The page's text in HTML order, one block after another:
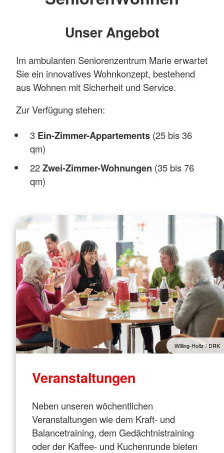
Unser Angebot
Im ambulanten Seniorenzentrum Marie erwartet
Sie ein innovatives Wohnkonzept, bestehend
aus Wohnen mit Sicherheit und Service.
Zur Verfügung stehen:
3 Ein-Zimmer-Appartements(25 bis 36
qm)
22Zwei-Zimmer-Wohnungen (35 bis 76
qm)
Willing-Holtz / DRK
Veranstaltungen
Neben unseren wöchentlichen
Veranstaltungen wie dem Kraft- und
Balancetraining, dem Gedächtnistraining
oder der Kaffee- und Kuchenrunde bieten